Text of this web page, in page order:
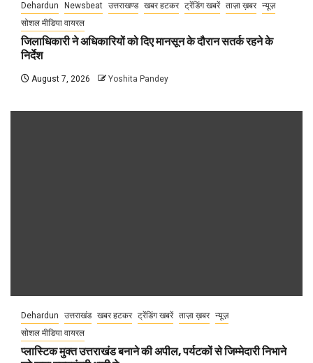
Dehardun Newsbeat उत्तराखण्ड खबर हटकर ट्रेंडिंग खबरें ताज़ा ख़बर न्यूज़
सोशल मीडिया वायरल
जिलाधिकारी ने अधिकारियों को दिए मानसून के दौरान सतर्क रहने के
निर्देश
August 7, 2026 Yoshita Pandey
Dehardun उत्तराखंड खबर हटकर ट्रेंडिंग खबरें ताज़ा ख़बर न्यूज़
सोशल मीडिया वायरल
प्लास्टिक मुक्त उत्तराखंड बनाने की अपील, पर्यटकों से जिम्मेदारी निभाने